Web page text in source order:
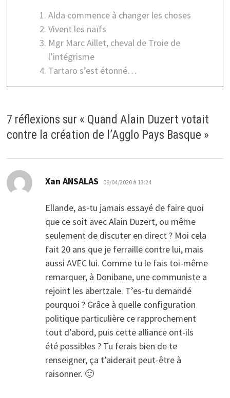
Alda commence à changer les choses
Vivent les naïfs
Mgr Marc Aillet, cheval de Troie de
l’intégrisme
Tartaro s’est étonné…
7 réflexions sur « Quand Alain Duzert votait
contre la création de l’Agglo Pays Basque »
Xan ANSALAS dit :
09/04/2020 à 13:24
Ellande, as-tu jamais essayé de faire quoi
que ce soit avec Alain Duzert, ou même
seulement de discuter en direct ? Moi cela
fait 20 ans que je ferraille contre lui, mais
aussi AVEC lui. Comme tu le fais toi-même
remarquer, à Donibane, une communiste a
rejoint les abertzale. T’es-tu demandé
pourquoi ? Grâce à quelle configuration
politique particulière ce rapprochement
tout d’abord, puis cette alliance ont-ils
été possibles ? Tu ferais bien de te
renseigner, ça t’aiderait peut-être à
raisonner. 🙂